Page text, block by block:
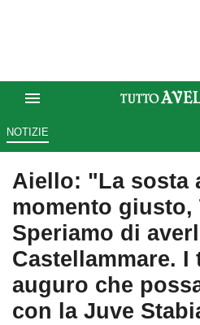
NOTIZIE
Aiello: "La sosta
momento giusto,
Speriamo di
Castellammare. I
auguro che
con la Juve